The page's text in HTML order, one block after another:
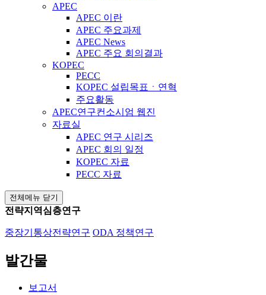
APEC
APEC 이란
APEC 주요과제
APEC News
APEC 주요 회의결과
KOPEC
PECC
KOPEC 설립목표ㆍ연혁
주요활동
APEC연구컨소시엄 웹진
자료실
APEC 연구 시리즈
APEC 회의 일정
KOPEC 자료
PECC 자료
전체메뉴 닫기
전략지역심층연구
중장기통상전략연구 ODA 정책연구
발간물
보고서